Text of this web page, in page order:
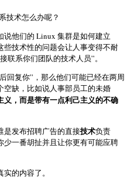
技术怎么办呢？
他们的 Linux 集群是如何建立
技术性的问题会让人事变得不耐
联系你们团队的技术人员”。
回复你”，那么他们可能已经在两周
缺，比如说人事部员工的未婚
，而是带有一点利己主义的不确
是发布招聘广告的直接技术负责
少一番胡扯并且让你更有可能应聘
的内容了。